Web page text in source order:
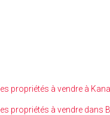
propriétés à vendre à
propriétés à vendre dans